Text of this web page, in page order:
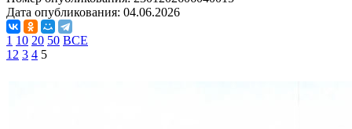
Дата опубликования: 04.06.2026
1 10 20 50 ВСЕ
1 2 3 4 5